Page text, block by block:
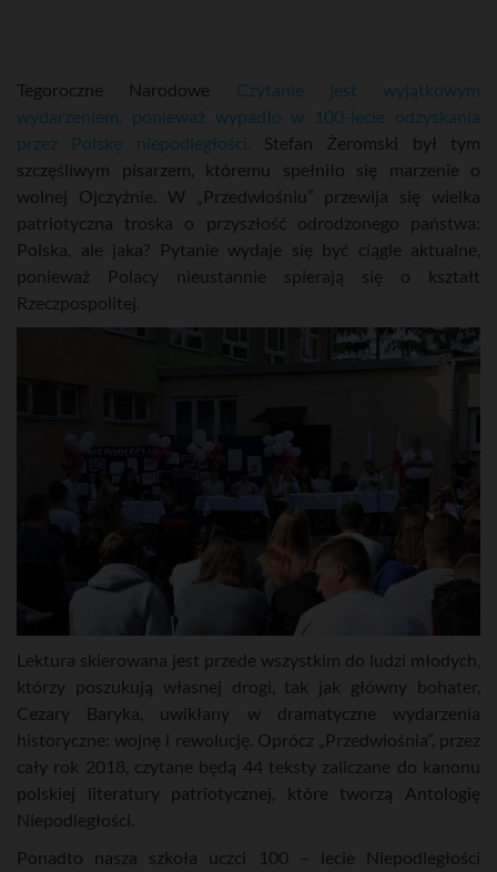
Tegoroczne Narodowe Czytanie jest wyjątkowym
wydarzeniem, ponieważ wypadło w 100-lecie odzyskania
przez Polskę niepodległości. Stefan Żeromski był tym
szczęśliwym pisarzem, któremu spełniło się marzenie o
wolnej Ojczyźnie. W „Przedwiośniu” przewija się wielka
patriotyczna troska o przyszłość odrodzonego państwa:
Polska, ale jaka? Pytanie wydaje się być ciągle aktualne,
ponieważ Polacy nieustannie spierają się o kształt
Rzeczpospolitej.
Lektura skierowana jest przede wszystkim do ludzi młodych,
którzy poszukują własnej drogi, tak jak główny bohater,
Cezary Baryka, uwikłany w dramatyczne wydarzenia
historyczne: wojnę i rewolucję. Oprócz „Przedwiośnia”, przez
cały rok 2018, czytane będą 44 teksty zaliczane do kanonu
polskiej literatury patriotycznej, które tworzą Antologię
Niepodległości.
Ponadto nasza szkoła uczci 100 – lecie Niepodległości